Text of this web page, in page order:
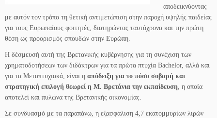
αποδεικνύοντας
με αυτόν τον τρόπο τη θετική αντιμετώπιση στην παροχή υψηλής παιδείας
για τους Ευρωπαίους φοιτητές, διατηρώντας ταυτόχρονα και την πρώτη
θέση ως προορισμός σπουδών στην Ευρώπη.
Η δέσμευσή αυτή της Βρετανικής κυβέρνησης για τη συνέχιση των
χρηματοδοτήσεων των διδάκτρων για τα πρώτα πτυχία Bachelor, αλλά και
για τα Μεταπτυχιακά, είναι η απόδειξη για το πόσο σοβαρή και
στρατηγική επιλογή θεωρεί η Μ. Βρετάνια την εκπαίδευση, η οποία
αποτελεί και πυλώνα της Βρετανικής οικονομίας.
Σε συνδυασμό με τα παραπάνω, η εξασφάλιση 4,7 εκατομμυρίων λιρών